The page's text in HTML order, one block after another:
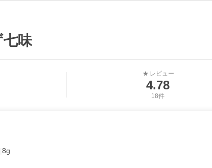
七味
★ レビュー
4.78
18件
8g